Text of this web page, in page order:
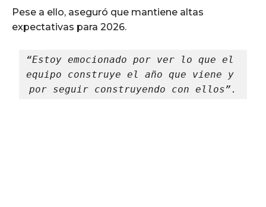
Pese a ello, aseguró que mantiene altas
expectativas para 2026.
“Estoy emocionado por ver lo que el
equipo construye el año que viene y
por seguir construyendo con ellos”.